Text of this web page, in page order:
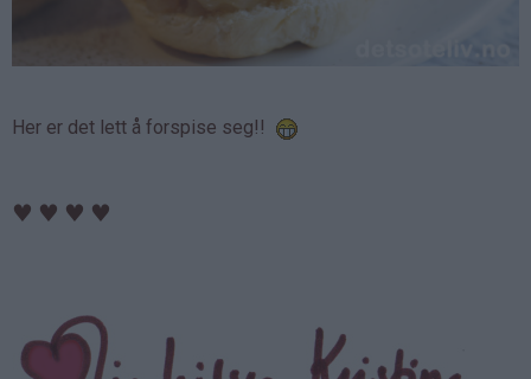
Her er det lett å forspise seg!!
♥ ♥ ♥ ♥